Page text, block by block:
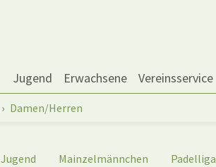
Jugend Erwachsene Vereinsservice
Damen/Herren
Jugend Mainzelmännchen Padelliga